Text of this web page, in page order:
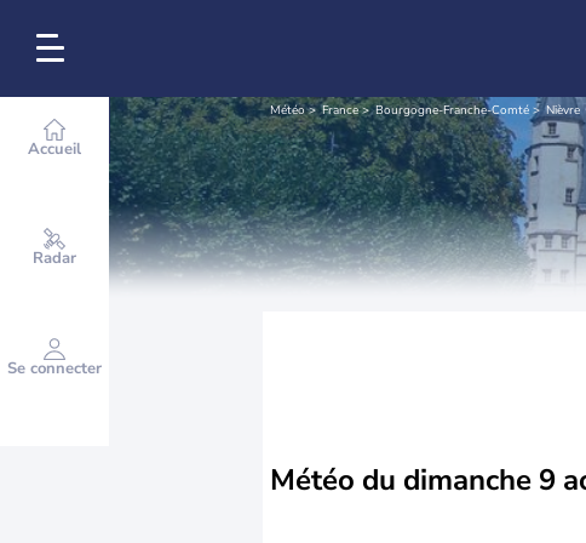
Accueil
Radar
Se connecter
Météo France Bourgogne-Franche-Comté Nièvre
Météo du dimanche 9